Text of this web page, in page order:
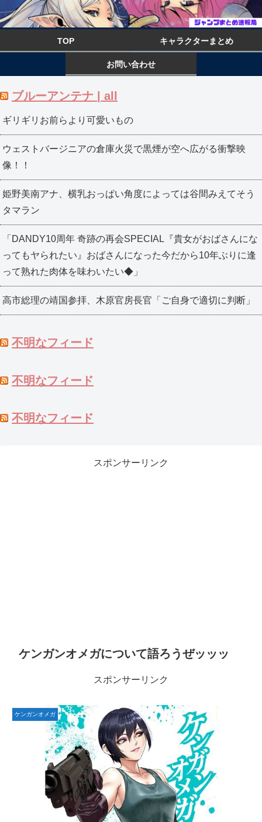
TOP キャラクターまとめ
お問い合わせ
ブルーアンテナ | all
ギリギリお前らより可愛いもの
ウェストバージニアの倉庫火災で黒煙が空へ広がる衝撃映
像！！
姫野美南アナ、横乳おっぱい角度によっては谷間みえてそう
タマラン
「DANDY10周年 奇跡の再会SPECIAL『貴女がおばさんにな
ってもヤられたい』おばさんになった今だから10年ぶりに逢
って熟れた肉体を味わいたい◆」
高市総理の靖国参拝、木原官房長官「ご自身で適切に判断」
不明なフィード
不明なフィード
不明なフィード
スポンサーリンク
ケンガンオメガについて語ろうぜッッッ
スポンサーリンク
ケンガンオメガ